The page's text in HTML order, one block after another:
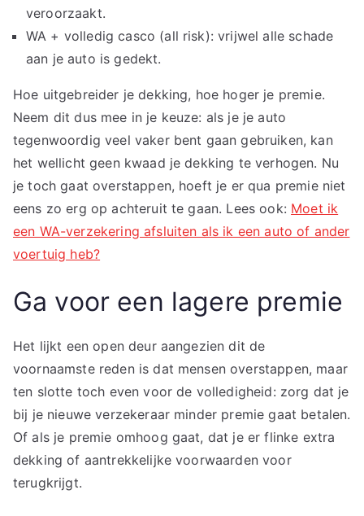
veroorzaakt.
WA + volledig casco (all risk): vrijwel alle schade
aan je auto is gedekt.
Hoe uitgebreider je dekking, hoe hoger je premie.
Neem dit dus mee in je keuze: als je je auto
tegenwoordig veel vaker bent gaan gebruiken, kan
het wellicht geen kwaad je dekking te verhogen. Nu
je toch gaat overstappen, hoeft je er qua premie niet
eens zo erg op achteruit te gaan. Lees ook: Moet ik
een WA-verzekering afsluiten als ik een auto of ander
voertuig heb?
Ga voor een lagere premie
Het lijkt een open deur aangezien dit de
voornaamste reden is dat mensen overstappen, maar
ten slotte toch even voor de volledigheid: zorg dat je
bij je nieuwe verzekeraar minder premie gaat betalen.
Of als je premie omhoog gaat, dat je er flinke extra
dekking of aantrekkelijke voorwaarden voor
terugkrijgt.